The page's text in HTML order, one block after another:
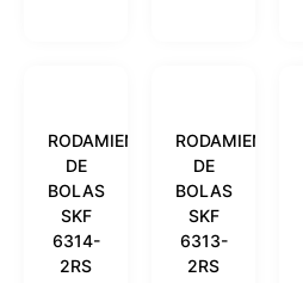
RODAMIENTO
DE
BOLAS
SKF
6314-
2RS
RODAMIENTO
DE
BOLAS
SKF
6313-
2RS